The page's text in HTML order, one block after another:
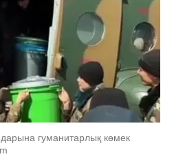
гуманитарлық көмек